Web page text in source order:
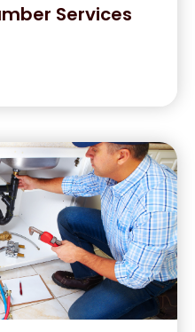
Services